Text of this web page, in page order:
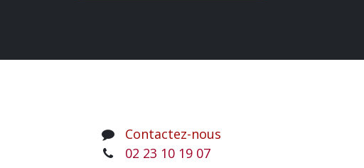
Contactez-nous
02 23 10 19 07